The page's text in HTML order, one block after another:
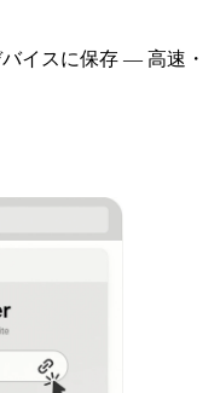
イスに保存 — 高速・